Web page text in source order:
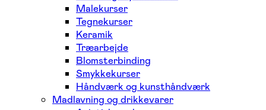
Malekurser
Tegnekurser
Keramik
Træarbejde
Blomsterbinding
Smykkekurser
Håndværk og kunsthåndværk
Madlavning og drikkevarer